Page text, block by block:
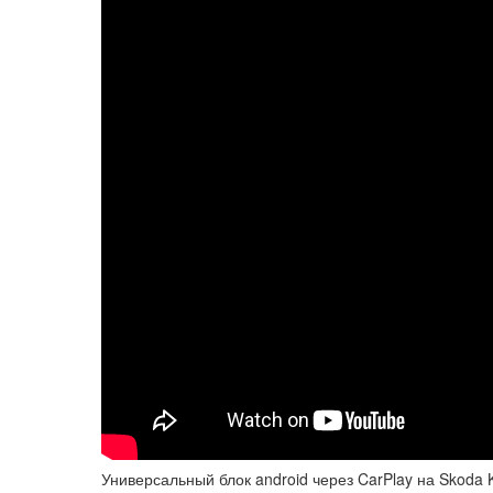
Универсальный блок android через CarPlay на Skoda